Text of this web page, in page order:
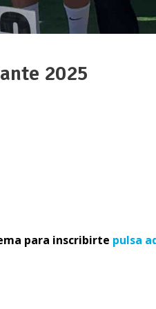
2025
para inscribirte pulsa